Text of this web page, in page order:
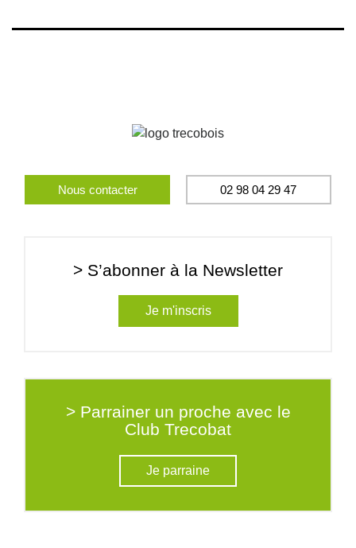
Nous contacter 02 98 04 29 47
> S’abonner à la Newsletter
Je m'inscris
> Parrainer un proche avec le
Club Trecobat
Je parraine